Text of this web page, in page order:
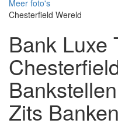
Meer foto's
Chesterfield Wereld
Bank Luxe
Zits